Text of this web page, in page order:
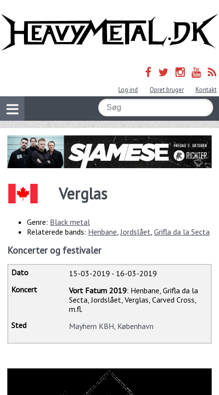
Log ind Opret bruger Kontakt
Verglas
Genre: Black metal
Relaterede bands: Henbane Jordslået Grifla da la Secta
Koncerter og festivaler
15-03-2019 - 16-03-2019
Vort Fatum 2019: Henbane, Grifla da la
Secta, Jordslået, Verglas, Carved Cross,
m.fl.
Mayhem KBH, København